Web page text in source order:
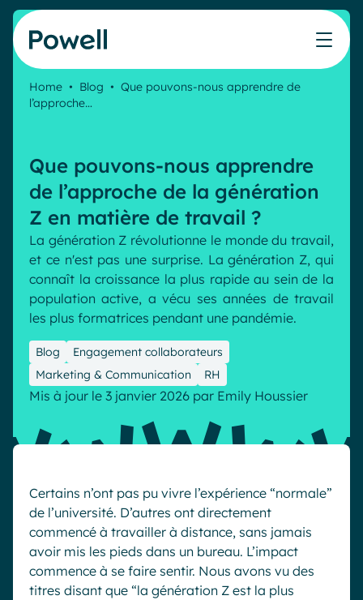
Skip to content
Secteurs & Métiers
Les métiers que nous aidons
Communication interne
Ressources Humaines
Industries
Service public
Banque & Finance
Industrie
Produits
Nos produits
Powell Governance
Les cas d'usage
Communication interne
Knowledge Management
Plateforme connectée
IA Digital Workplace augmentée
Toutes nos fonctionnalités
Analytique
Personnalisation & design
IA générative
Sécurité & conformité
Partenaires
Travaillez avec le réseau de partenaires Powell
Devenir partenaire
Microsoft x Powell = ♡
Partenaire Microsoft
Partenaire Bleu
Tarification
Nos clients
Ce que nos clients ont accompli avec Powell
Notre accompagnement
Nos Ressources
Évaluer mon intranet
Blog
Evénements
Webinaires
Livres blancs
Home • Blog • Que pouvons-nous apprendre de
l’approche…
Que pouvons-nous apprendre
de l’approche de la génération
Z en matière de travail ?
La génération Z révolutionne le monde du travail,
et ce n'est pas une surprise. La génération Z, qui
connaît la croissance la plus rapide au sein de la
population active, a vécu ses années de travail
les plus formatrices pendant une pandémie.
Blog
Engagement collaborateurs
Marketing & Communication
RH
Mis à jour le 3 janvier 2026 par Emily Houssier
Certains n’ont pas pu vivre l’expérience “normale”
de l’université. D’autres ont directement
commencé à travailler à distance, sans jamais
avoir mis les pieds dans un bureau. L’impact
commence à se faire sentir. Nous avons vu des
titres disant que “la génération Z est la plus